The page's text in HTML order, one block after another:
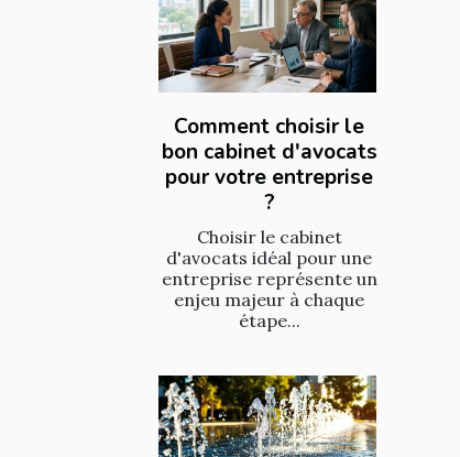
Comment choisir le
bon cabinet d'avocats
pour votre entreprise
?
Choisir le cabinet
d'avocats idéal pour une
entreprise représente un
enjeu majeur à chaque
étape...